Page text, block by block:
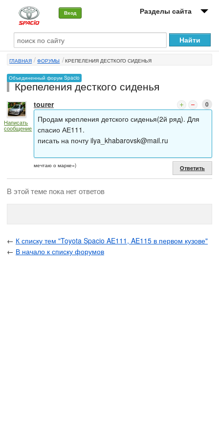
Вход Разделы сайта
О машине
Автоклуб
Форумы
Сервисы и услуги
Новости
ГЛАВНАЯ ФОРУМЫ КРЕПЕЛЕНИЯ ДЕСТКОГО СИДЕНЬЯ
Объединенный форум Spacio
Крепеления десткого сиденья
Написать
сообщение
tourer 0
Продам крепления детского сиденья(2й ряд). Для
спасио АЕ111.
писать на почту ilya_khabarovsk@mail.ru
мечтаю о марке=) Ответить
В этой теме пока нет ответов
← К списку тем "Toyota Spacio AE111, AE115 в первом кузове"
← В начало к списку форумов